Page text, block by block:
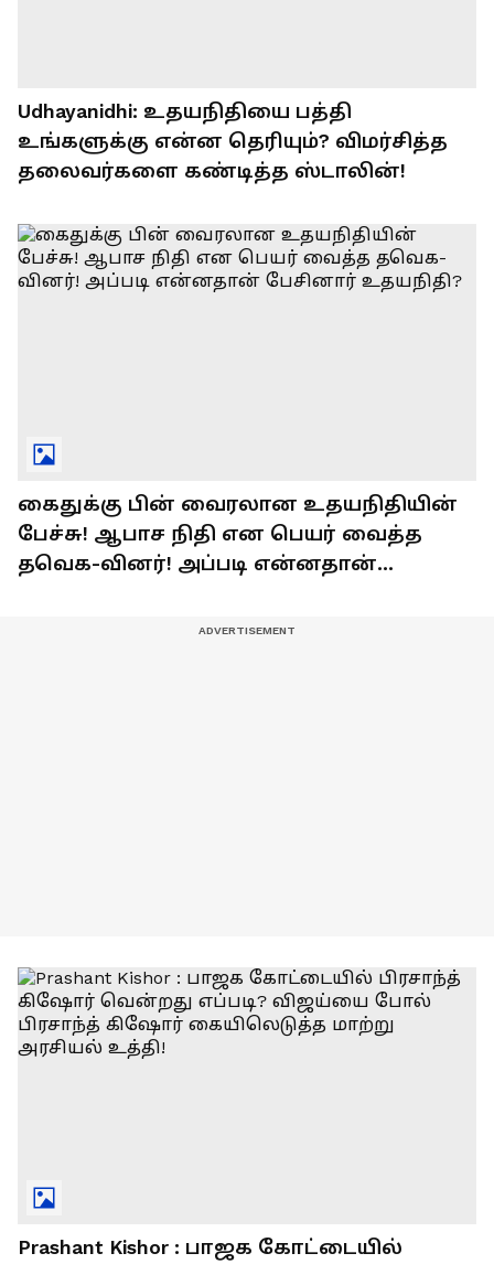
Udhayanidhi: உதயநிதியை பத்தி
உங்களுக்கு என்ன தெரியும்? விமர்சித்த
தலைவர்களை கண்டித்த ஸ்டாலின்!
கைதுக்கு பின் வைரலான உதயநிதியின்
பேச்சு! ஆபாச நிதி என பெயர் வைத்த
தவெக-வினர்! அப்படி என்னதான்
Prashant Kishor : பாஜக கோட்டையில்